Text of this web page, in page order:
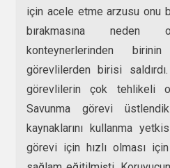
için acele etme arzusu onu
bırakmasına
konteynerlerinden
görevlilerden birisi
görevlilerin çok tehlikeli
Savunma görevi
kaynaklarını kullanma
görevi için hızlı olması